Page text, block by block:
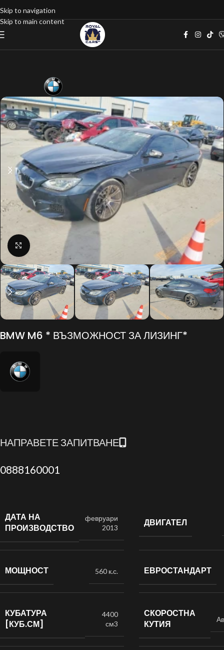
Skip to navigation
Skip to main content
Хечбек Сив
Click to enlarge
BMW M6 * ВЪЗМОЖНОСТ ЗА ЛИЗИНГ*
НАПРАВЕТЕ ЗАПИТВАНЕ
0888160001
ДАТА НА
ПРОИЗВОДСТВО
февруари
2013
ДВИГАТЕЛ
МОЩНОСТ 560 к.с. ЕВРОСТАНДАРТ
КУБАТУРА
[КУБ.СМ]
4400
см3
СКОРОСТНА
КУТИЯ